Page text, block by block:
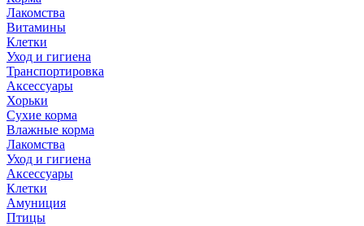
Лакомства
Витамины
Клетки
Уход и гигиена
Транспортировка
Аксессуары
Хорьки
Сухие корма
Влажные корма
Лакомства
Уход и гигиена
Аксессуары
Клетки
Амуниция
Птицы